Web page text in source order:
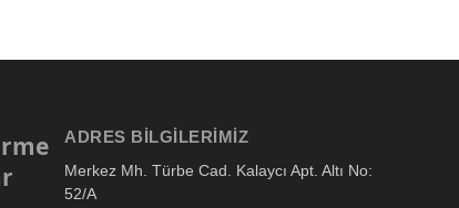
ADRES BILGILERIMIZ
Merkez Mh. Türbe Cad. Kalaycı Apt. Altı No:
52/A